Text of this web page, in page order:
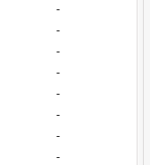
-
-
-
-
-
-
-
-